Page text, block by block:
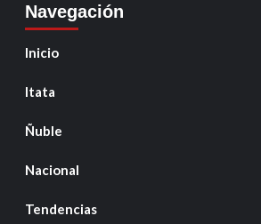
Navegación
Inicio
Itata
Ñuble
Nacional
Tendencias